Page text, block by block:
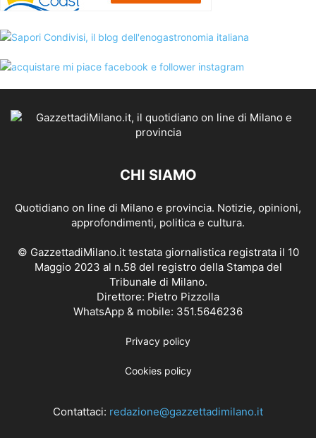
CHI SIAMO
Quotidiano on line di Milano e provincia. Notizie, opinioni,
approfondimenti, politica e cultura.
© GazzettadiMilano.it testata giornalistica registrata il 10
Maggio 2023 al n.58 del registro della Stampa del
Tribunale di Milano.
Direttore: Pietro Pizzolla
WhatsApp & mobile: 351.5646236
Privacy policy
Cookies policy
Contattaci: redazione@gazzettadimilano.it